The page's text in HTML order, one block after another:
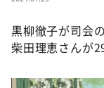
～人生密着
て真剣です
黒柳徹子が司会
柴田理恵さんが